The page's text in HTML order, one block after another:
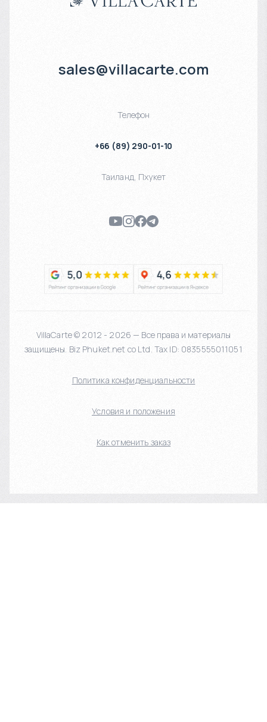
sales@villacarte.com
Телефон
+66 (89) 290-01-10
Таиланд, Пхукет
VillaCarte © 2012 - 2026 — Все права и материалы
защищены. Biz Phuket.net co Ltd. Tax ID: 0835555011051
Политика конфиденциальности
Условия и положения
Как отменить заказ